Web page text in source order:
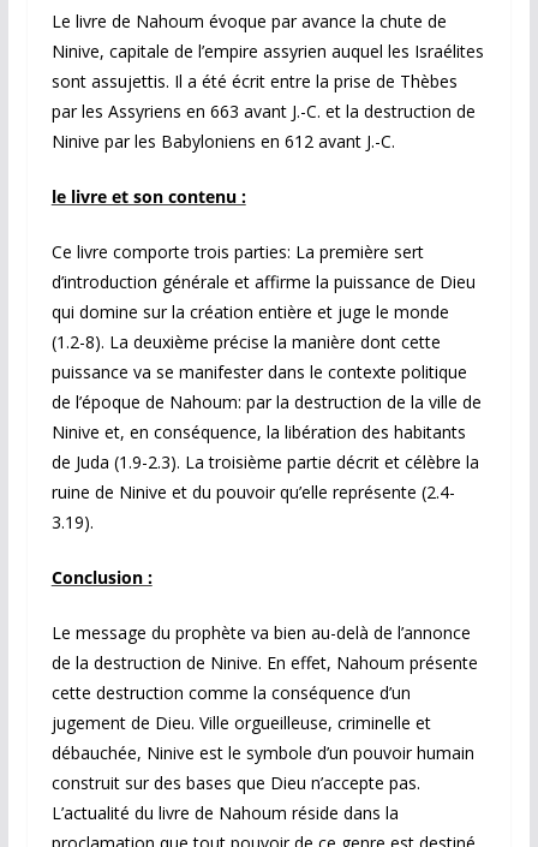
Le livre de Nahoum évoque par avance la chute de
Ninive, capitale de l’empire assyrien auquel les Israélites
sont assujettis. Il a été écrit entre la prise de Thèbes
par les Assyriens en 663 avant J.-C. et la destruction de
Ninive par les Babyloniens en 612 avant J.-C.
le livre et son contenu :
Ce livre comporte trois parties: La première sert
d’introduction générale et affirme la puissance de Dieu
qui domine sur la création entière et juge le monde
(1.2-8). La deuxième précise la manière dont cette
puissance va se manifester dans le contexte politique
de l’époque de Nahoum: par la destruction de la ville de
Ninive et, en conséquence, la libération des habitants
de Juda (1.9-2.3). La troisième partie décrit et célèbre la
ruine de Ninive et du pouvoir qu’elle représente (2.4-
3.19).
Conclusion :
Le message du prophète va bien au-delà de l’annonce
de la destruction de Ninive. En effet, Nahoum présente
cette destruction comme la conséquence d’un
jugement de Dieu. Ville orgueilleuse, criminelle et
débauchée, Ninive est le symbole d’un pouvoir humain
construit sur des bases que Dieu n’accepte pas.
L’actualité du livre de Nahoum réside dans la